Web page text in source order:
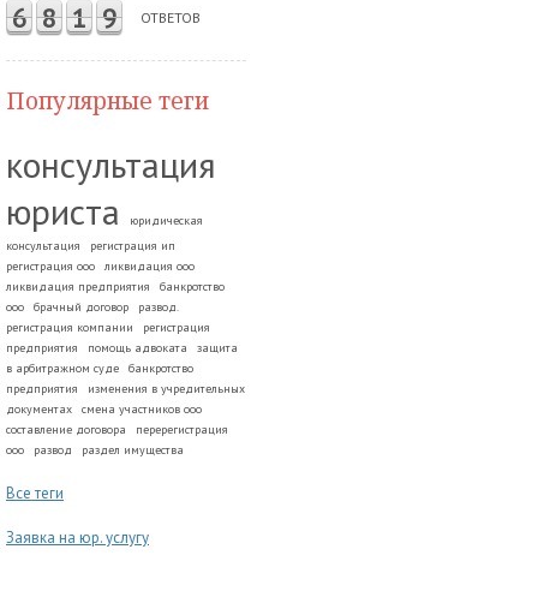
6 8 1 9 ОТВЕТОВ
Популярные теги
консультация
юриста
юридическая
консультация
регистрация ип
регистрация ооо
ликвидация ооо
ликвидация предприятия
банкротство
ооо
брачный договор
развод.
регистрация компании
регистрация
предприятия
помощь адвоката
защита
в арбитражном суде
банкротство
предприятия
изменения в учредительных
документах
смена участников ооо
составление договора
перерегистрация
ооо
развод раздел имущества
Все теги
Заявка на юр. услугу